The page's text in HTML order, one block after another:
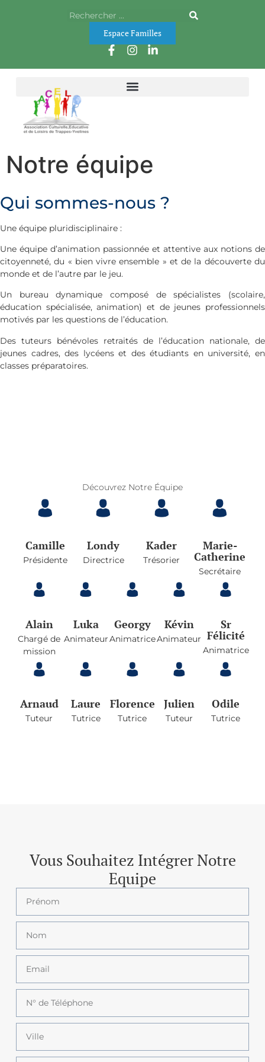
Espace Familles
Notre équipe
Qui sommes-nous ?
Une équipe pluridisciplinaire :
Une équipe d’animation passionnée et attentive aux notions de
citoyenneté, du « bien vivre ensemble » et de la découverte du
monde et de l’autre par le jeu.
Un bureau dynamique composé de spécialistes (scolaire,
éducation spécialisée, animation) et de jeunes professionnels
motivés par les questions de l’éducation.
Des tuteurs bénévoles retraités de l’éducation nationale, de
jeunes cadres, des lycéens et des étudiants en université, en
classes préparatoires.
Découvrez Notre Équipe
Camille
Présidente
Londy
Directrice
Kader
Trésorier
Marie-
Catherine
Secrétaire
Alain
Chargé de
mission
Luka
Animateur
Georgy
Animatrice
Kévin
Animateur
Sr
Félicité
Animatrice
Arnaud
Tuteur
Laure
Tutrice
Florence
Tutrice
Julien
Tuteur
Odile
Tutrice
Vous Souhaitez Intégrer Notre
Equipe